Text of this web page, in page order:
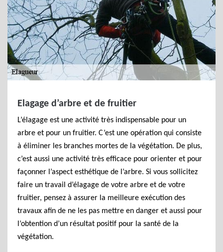
Elagage d’arbre et de fruitier
L’élagage est une activité très indispensable pour un
arbre et pour un fruitier. C’est une opération qui consiste
à éliminer les branches mortes de la végétation. De plus,
c’est aussi une activité très efficace pour orienter et pour
façonner l’aspect esthétique de l’arbre. Si vous sollicitez
faire un travail d’élagage de votre arbre et de votre
fruitier, pensez à assurer la meilleure exécution des
travaux afin de ne les pas mettre en danger et aussi pour
l’obtention d’un résultat positif pour la santé de la
végétation.